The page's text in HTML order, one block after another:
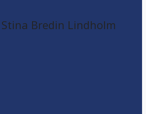
Bredin Lindholm